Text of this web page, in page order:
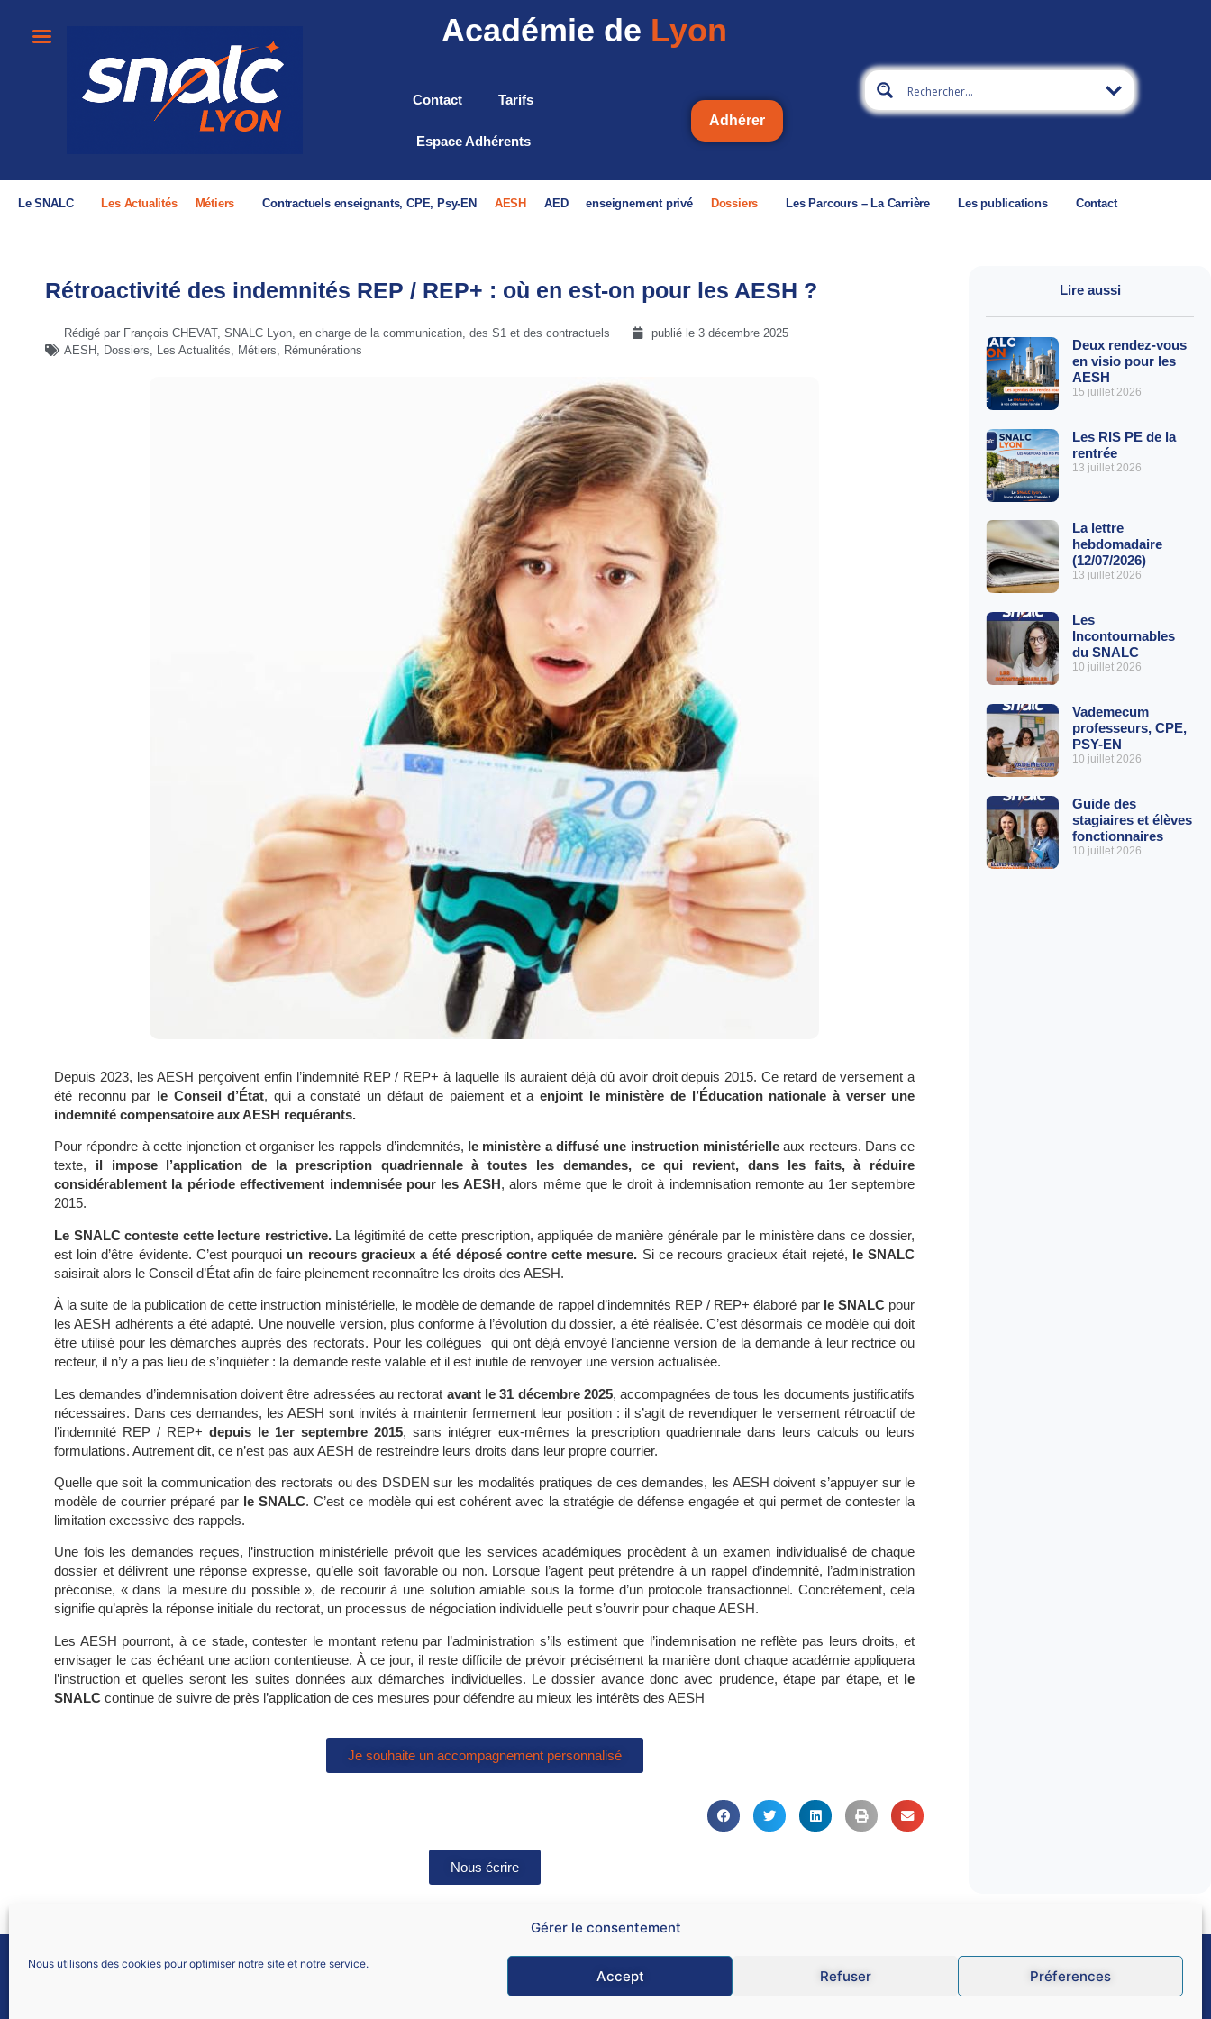
Gérer le consentement
Nous utilisons des cookies pour optimiser notre site et notre service.
Accept Refuser Préferences
Académie de Lyon
Contact Tarifs
Espace Adhérents
Adhérer
Le SNALC Les Actualités Métiers Contractuels enseignants, CPE, Psy-EN AESH AED enseignement privé Dossiers Les Parcours – La Carrière Les publications Contact
Rétroactivité des indemnités REP / REP+ : où en est-on pour les AESH ?
Rédigé par François CHEVAT, SNALC Lyon, en charge de la communication, des S1 et des contractuels publié le 3 décembre 2025
AESH , Dossiers, Les Actualités, Métiers, Rémunérations
Depuis 2023, les AESH perçoivent enfin l’indemnité REP / REP+ à laquelle ils auraient déjà dû avoir droit depuis 2015. Ce retard de versement a
été reconnu par le Conseil d’État, qui a constaté un défaut de paiement et a enjoint le ministère de l’Éducation nationale à verser une
indemnité compensatoire aux AESH requérants.
Pour répondre à cette injonction et organiser les rappels d’indemnités, le ministère a diffusé une instruction ministérielleaux recteurs. Dans ce
texte, il impose l’application de la prescription quadriennale à toutes les demandes, ce qui revient, dans les faits, à réduire
considérablement la période effectivement indemnisée pour les AESH, alors même que le droit à indemnisation remonte au 1er septembre
2015.
Le SNALC conteste cette lecture restrictive.La légitimité de cette prescription, appliquée de manière générale par le ministère dans ce dossier,
est loin d’être évidente. C’est pourquoi un recours gracieux a été déposé contre cette mesure. Si ce recours gracieux était rejeté, le SNALC
saisirait alors le Conseil d’État afin de faire pleinement reconnaître les droits des AESH.
À la suite de la publication de cette instruction ministérielle, le modèle de demande de rappel d’indemnités REP / REP+ élaboré par le SNALC pour
les AESH adhérents a été adapté. Une nouvelle version, plus conforme à l’évolution du dossier, a été réalisée. C’est désormais ce modèle qui doit
être utilisé pour les démarches auprès des rectorats. Pour les collègues qui ont déjà envoyé l’ancienne version de la demande à leur rectrice ou
recteur, il n’y a pas lieu de s’inquiéter : la demande reste valable et il est inutile de renvoyer une version actualisée.
Les demandes d’indemnisation doivent être adressées au rectorat avant le 31 décembre 2025, accompagnées de tous les documents justificatifs
nécessaires. Dans ces demandes, les AESH sont invités à maintenir fermement leur position : il s’agit de revendiquer le versement rétroactif de
l’indemnité REP / REP+ depuis le 1er septembre 2015, sans intégrer eux-mêmes la prescription quadriennale dans leurs calculs ou leurs
formulations. Autrement dit, ce n’est pas aux AESH de restreindre leurs droits dans leur propre courrier.
Quelle que soit la communication des rectorats ou des DSDEN sur les modalités pratiques de ces demandes, les AESH doivent s’appuyer sur le
modèle de courrier préparé par le SNALC. C’est ce modèle qui est cohérent avec la stratégie de défense engagée et qui permet de contester la
limitation excessive des rappels.
Une fois les demandes reçues, l’instruction ministérielle prévoit que les services académiques procèdent à un examen individualisé de chaque
dossier et délivrent une réponse expresse, qu’elle soit favorable ou non. Lorsque l’agent peut prétendre à un rappel d’indemnité, l’administration
préconise, « dans la mesure du possible », de recourir à une solution amiable sous la forme d’un protocole transactionnel. Concrètement, cela
signifie qu’après la réponse initiale du rectorat, un processus de négociation individuelle peut s’ouvrir pour chaque AESH.
Les AESH pourront, à ce stade, contester le montant retenu par l’administration s’ils estiment que l’indemnisation ne reflète pas leurs droits, et
envisager le cas échéant une action contentieuse. À ce jour, il reste difficile de prévoir précisément la manière dont chaque académie appliquera
l’instruction et quelles seront les suites données aux démarches individuelles. Le dossier avance donc avec prudence, étape par étape, et le
SNALC continue de suivre de près l’application de ces mesures pour défendre au mieux les intérêts des AESH
Je souhaite un accompagnement personnalisé
Nous écrire
Lire aussi
Deux rendez-vous
en visio pour les
AESH
15 juillet 2026
Les RIS PE de la
rentrée
13 juillet 2026
La lettre
hebdomadaire
(12/07/2026)
13 juillet 2026
Les
Incontournables
du SNALC
10 juillet 2026
Vademecum
professeurs, CPE,
PSY-EN
10 juillet 2026
Guide des
stagiaires et élèves
fonctionnaires
10 juillet 2026
SNALC LYON